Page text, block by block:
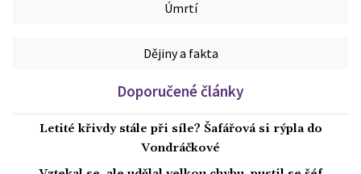
Úmrtí
Dějiny a fakta
Doporučené články
Letité křivdy stále při síle? Šafářová si rýpla do
Vondráčkové